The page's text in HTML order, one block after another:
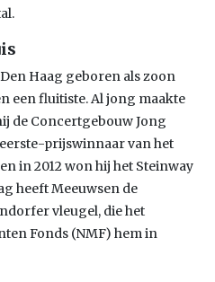
Haag geboren als zoon
een fluitiste. Al jong maakte
de Concertgebouw Jong
prijswinnaar van het
in 2012 won hij het Steinway
heeft Meeuwsen de
vleugel, die het
Fonds (NMF) hem in